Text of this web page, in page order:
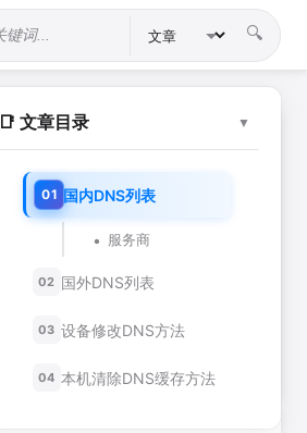
🔍
🔥 热门文章
Figma 2024 新功能全解析
移动端界面设计最佳实践
50+ 个令人惊艳的网站设计案例
微交互设计指南
867 阅读 · 5天前
📑 文章目录 ▼
01 国内DNS列表
• 服务商
02 国外DNS列表
03 设备修改DNS方法
04 本机清除DNS缓存方法